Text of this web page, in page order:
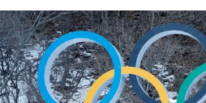
sport
berlin
nord